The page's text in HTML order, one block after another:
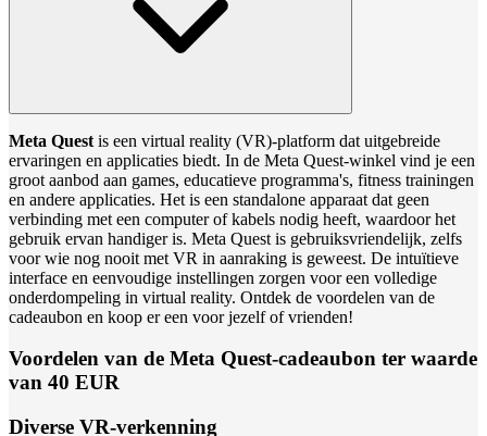
Meta Quest is een virtual reality (VR)-platform dat uitgebreide
ervaringen en applicaties biedt. In de Meta Quest-winkel vind je een
groot aanbod aan games, educatieve programma's, fitness trainingen
en andere applicaties. Het is een standalone apparaat dat geen
verbinding met een computer of kabels nodig heeft, waardoor het
gebruik ervan handiger is. Meta Quest is gebruiksvriendelijk, zelfs
voor wie nog nooit met VR in aanraking is geweest. De intuïtieve
interface en eenvoudige instellingen zorgen voor een volledige
onderdompeling in virtual reality. Ontdek de voordelen van de
cadeaubon en koop er een voor jezelf of vrienden!
Voordelen van de Meta Quest-cadeaubon ter waarde
van 40 EUR
Diverse VR-verkenning